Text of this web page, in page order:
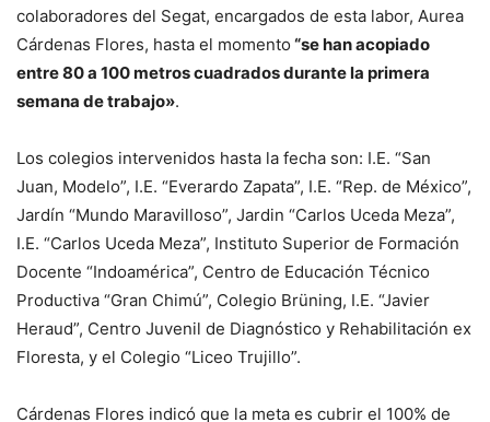
colaboradores del Segat, encargados de esta labor, Aurea
Cárdenas Flores, hasta el momento “se han acopiado
entre 80 a 100 metros cuadrados durante la primera
semana de trabajo».
Los colegios intervenidos hasta la fecha son: I.E. “San
Juan, Modelo”, I.E. “Everardo Zapata”, I.E. “Rep. de México”,
Jardín “Mundo Maravilloso”, Jardin “Carlos Uceda Meza”,
I.E. “Carlos Uceda Meza”, Instituto Superior de Formación
Docente “Indoamérica”, Centro de Educación Técnico
Productiva “Gran Chimú”, Colegio Brüning, I.E. “Javier
Heraud”, Centro Juvenil de Diagnóstico y Rehabilitación ex
Floresta, y el Colegio “Liceo Trujillo”.
Cárdenas Flores indicó que la meta es cubrir el 100% de